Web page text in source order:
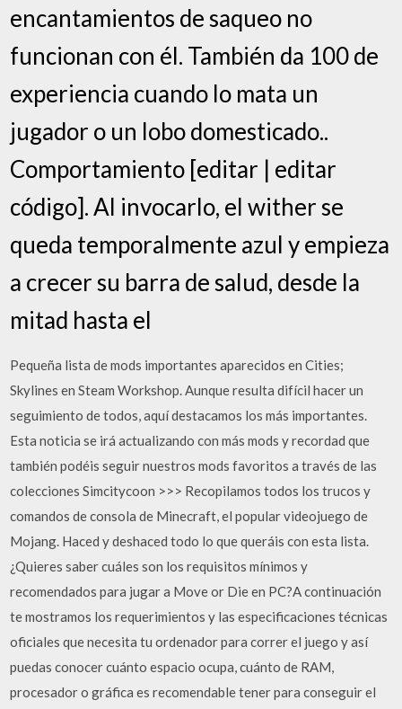
encantamientos de saqueo no
funcionan con él. También da 100 de
experiencia cuando lo mata un
jugador o un lobo domesticado..
Comportamiento [editar | editar
código]. Al invocarlo, el wither se
queda temporalmente azul y empieza
a crecer su barra de salud, desde la
mitad hasta el
Pequeña lista de mods importantes aparecidos en Cities;
Skylines en Steam Workshop. Aunque resulta difícil hacer un
seguimiento de todos, aquí destacamos los más importantes.
Esta noticia se irá actualizando con más mods y recordad que
también podéis seguir nuestros mods favoritos a través de las
colecciones Simcitycoon >>> Recopilamos todos los trucos y
comandos de consola de Minecraft, el popular videojuego de
Mojang. Haced y deshaced todo lo que queráis con esta lista.
¿Quieres saber cuáles son los requisitos mínimos y
recomendados para jugar a Move or Die en PC?A continuación
te mostramos los requerimientos y las especificaciones técnicas
oficiales que necesita tu ordenador para correr el juego y así
puedas conocer cuánto espacio ocupa, cuánto de RAM,
procesador o gráfica es recomendable tener para conseguir el